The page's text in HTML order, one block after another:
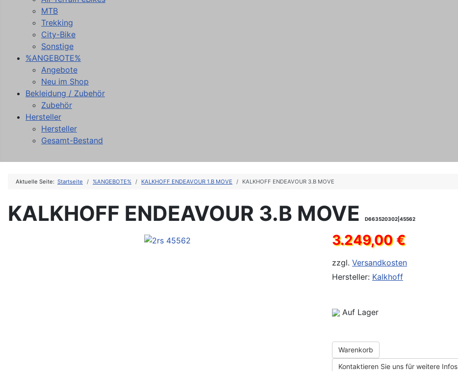
MTB
Trekking
City-Bike
Sonstige
%ANGEBOTE%
Angebote
Neu im Shop
Bekleidung / Zubehör
Zubehör
Hersteller
Hersteller
Gesamt-Bestand
Aktuelle Seite: Startseite %ANGEBOTE% KALKHOFF ENDEAVOUR 1.B MOVE KALKHOFF ENDEAVOUR 3.B MOVE
KALKHOFF ENDEAVOUR 3.B MOVE D663520302|45562
3.249,00 €
zzgl. Versandkosten
Hersteller: Kalkhoff
Auf Lager
Warenkorb
Kontaktieren Sie uns für weitere Infos